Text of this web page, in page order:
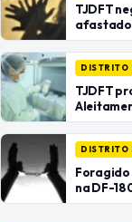
TJDFT
DISTRITO
TJDFT
DISTRITO
Foragido
na DF-